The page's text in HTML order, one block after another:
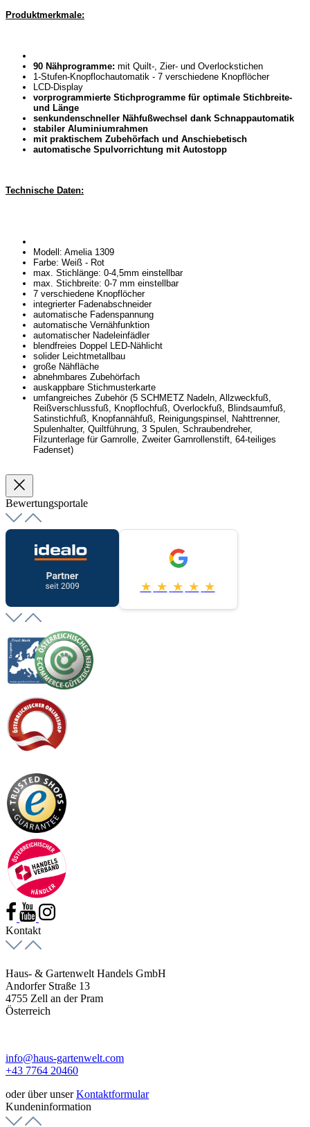
Produktmerkmale:
90 Nähprogramme: mit Quilt-, Zier- und Overlockstichen
1-Stufen-Knopflochautomatik - 7 verschiedene Knopflöcher
LCD-Display
vorprogrammierte Stichprogramme für optimale Stichbreite-
und Länge
senkundenschneller Nähfußwechsel dank Schnappautomatik
stabiler Aluminiumrahmen
mit praktischem Zubehörfach und Anschiebetisch
automatische Spulvorrichtung mit Autostopp
Technische Daten:
Modell: Amelia 1309
Farbe: Weiß - Rot
max. Stichlänge: 0-4,5mm einstellbar
max. Stichbreite: 0-7 mm einstellbar
7 verschiedene Knopflöcher
integrierter Fadenabschneider
automatische Fadenspannung
automatische Vernähfunktion
automatischer Nadeleinfädler
blendfreies Doppel LED-Nählicht
solider Leichtmetallbau
große Nähfläche
abnehmbares Zubehörfach
auskappbare Stichmusterkarte
umfangreiches Zubehör (5 SCHMETZ Nadeln, Allzweckfuß,
Reißverschlussfuß, Knopflochfuß, Overlockfuß, Blindsaumfuß,
Satinstichfuß, Knopfannähfuß, Reinigungspinsel, Nahttrenner,
Spulenhalter, Quiltführung, 3 Spulen, Schraubendreher,
Filzunterlage für Garnrolle, Zweiter Garnrollenstift, 64-teiliges
Fadenset)
Bewertungsportale
★ ★ ★ ★ ★
Kontakt
Haus- & Gartenwelt Handels GmbH
Andorfer Straße 13
4755 Zell an der Pram
Österreich
info@haus-gartenwelt.com
+43 7764 20460
oder über unserKontaktformular
Kundeninformation